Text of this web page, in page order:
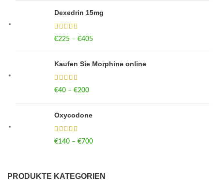
Dexedrin 15mg
€225 – €405
Kaufen Sie Morphine online
€40 – €200
Oxycodone
€140 – €700
PRODUKTE KATEGORIEN